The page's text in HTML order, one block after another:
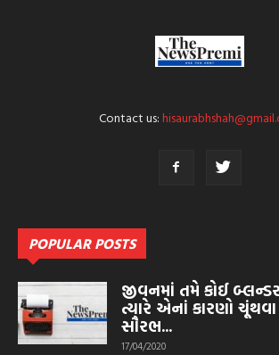
Contact us:
POPULAR POSTS
જીવનમાં તમે કોઈ
ત્યારે એનાં કારણો
સૌરભ...
17/04/2020